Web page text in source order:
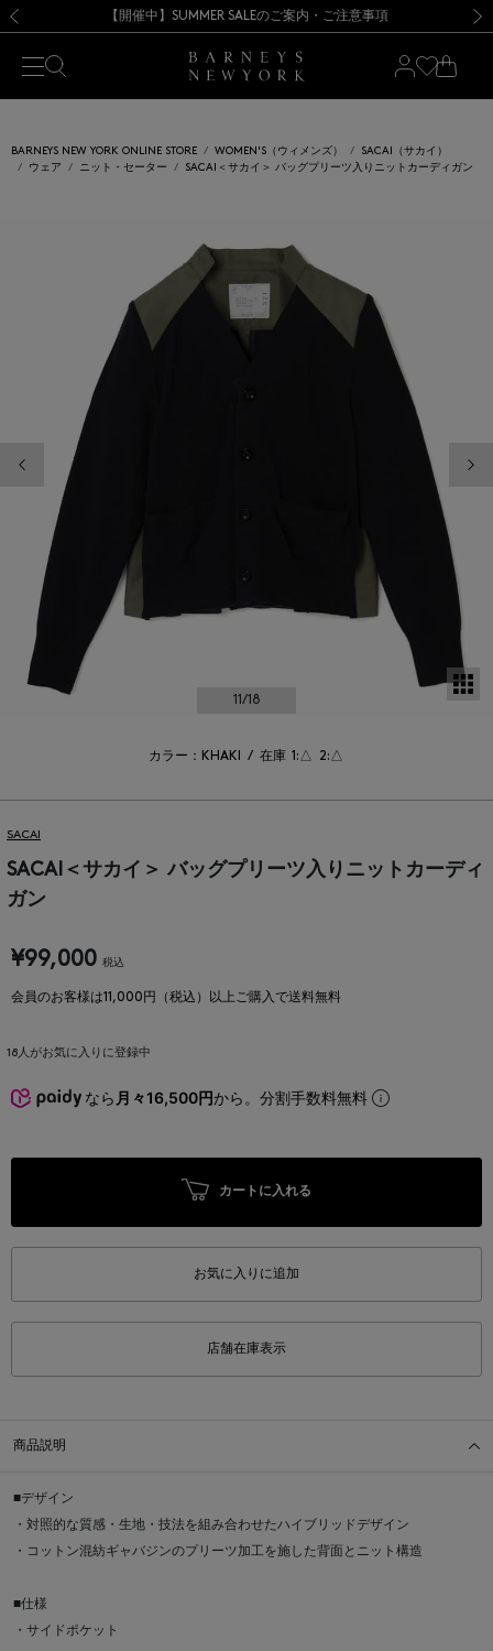
熊本県を中心とした地震の影響によるお荷物のお届けについて
【開催中】SUMMER SALEのご案内・ご注意事項
BARNEYS NEW YORK ONLINE STORE WOMEN'S（ウィメンズ）
SACAI（サカイ）
ウェア
ニット・セーター SACAI＜サカイ＞ バッグプリーツ入りニットカーディガン
11/18
カラー：KHAKI / 在庫 1:△ 2:△
SACAI
SACAI＜サカイ＞ バッグプリーツ入りニットカーディ
ガン
¥99,000 税込
会員のお客様は11,000円（税込）以上ご購入で送料無料
18人がお気に入りに登録中
なら 月々16,500円から。分割手数料無料
カートに入れる
お気に入りに追加
店舗在庫表示
商品説明
■デザイン
・対照的な質感・生地・技法を組み合わせたハイブリッドデザイン
・コットン混紡ギャバジンのプリーツ加工を施した背面とニット構造
■仕様
・サイドポケット